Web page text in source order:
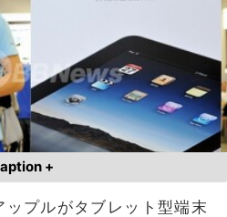
+
ップルがタブレット型端末